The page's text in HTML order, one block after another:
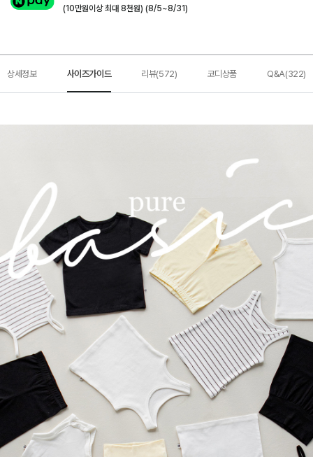
(10만원이상 최대 8천원) (8/5~8/31)
상세정보 사이즈가이드 리뷰(572) 코디상품 Q&A(322)